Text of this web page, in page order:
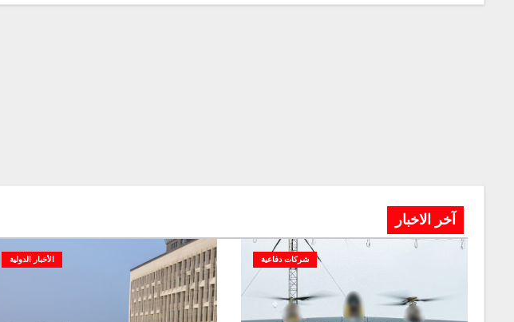
آخر الاخبار
شركات دفاعية الأخبار الدولية